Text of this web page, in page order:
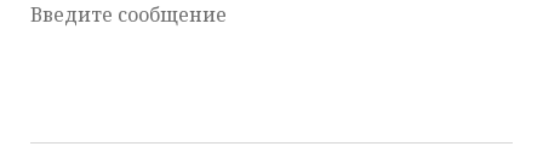
Введите сообщение